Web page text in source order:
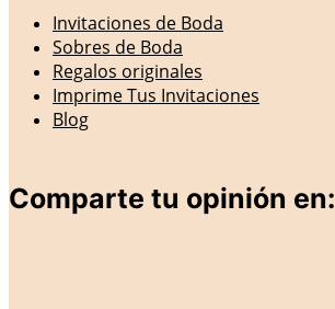
Invitaciones de Boda
Sobres de Boda
Regalos originales
Imprime Tus Invitaciones
Blog
Comparte tu opinión en: